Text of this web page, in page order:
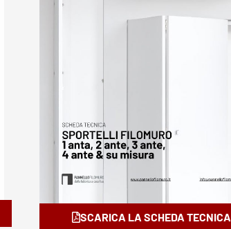
SCARICA LA SCHEDA TECNICA